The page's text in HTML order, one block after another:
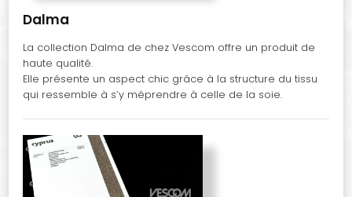
Dalma
La collection Dalma de chez Vescom offre un produit de
haute qualité.
Elle présente un aspect chic grâce à la structure du tissu
qui ressemble à s’y méprendre à celle de la soie.